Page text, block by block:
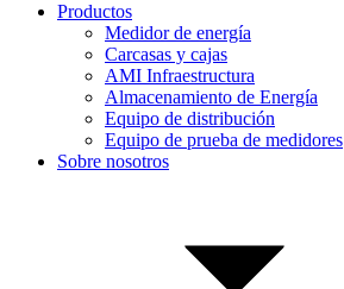
Productos
Medidor de energía
Carcasas y cajas
AMI Infraestructura
Almacenamiento de Energía
Equipo de distribución
Equipo de prueba de medidores
Sobre nosotros